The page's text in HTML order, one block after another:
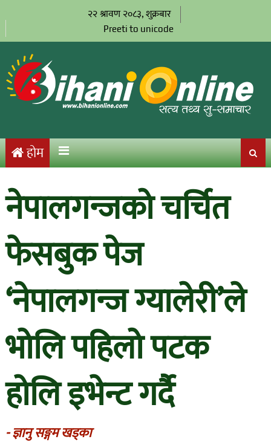
२२ श्रावण २०८३, शुक्रबार
Preeti to unicode
होम
नेपालगन्जको चर्चित
फेसबुक पेज
‘नेपालगन्ज ग्यालेरी’ले
भोलि पहिलो पटक
होलि इभेन्ट गर्दै
- ज्ञानु सङ्गम खड्का